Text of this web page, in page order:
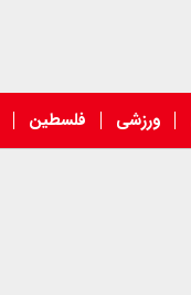
ورزشی فلسطین